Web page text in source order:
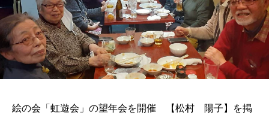
絵の会「虹遊会」の望年会を開催 【松村 陽子】を掲